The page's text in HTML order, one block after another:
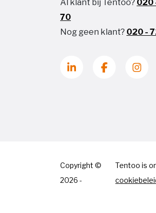
Al klant bij Tentoo? 020
70
Nog geen klant? 020 -
Copyright ©
2026 -
Tentoo is